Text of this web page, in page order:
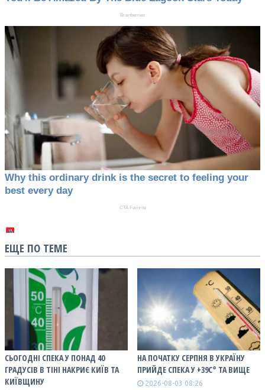
ЕЩЕ ПО ТЕМЕ
СЬОГОДНІ СПЕКА У ПОНАД 40
ГРАДУСІВ В ТІНІ НАКРИЄ КИЇВ ТА
КИЇВЩИНУ
НА ПОЧАТКУ СЕРПНЯ В УКРАЇНУ
ПРИЙДЕ СПЕКА У +39С° ТА ВИЩЕ
2026-08-03 08:26